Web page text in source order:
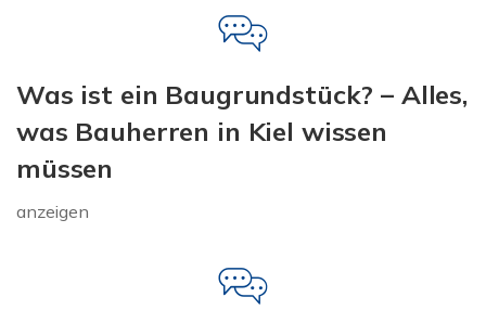
Was ist ein Baugrundstück? – Alles,
was Bauherren in Kiel wissen
müssen
anzeigen